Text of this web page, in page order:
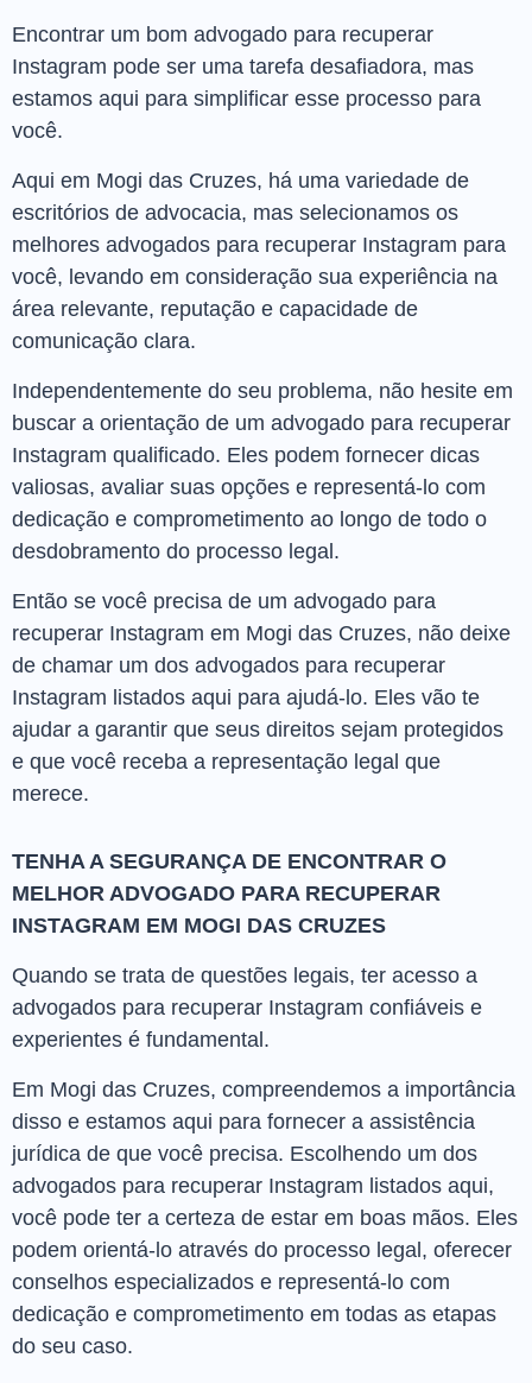
Encontrar um bom advogado para recuperar
Instagram pode ser uma tarefa desafiadora, mas
estamos aqui para simplificar esse processo para
você.
Aqui em Mogi das Cruzes, há uma variedade de
escritórios de advocacia, mas selecionamos os
melhores advogados para recuperar Instagram para
você, levando em consideração sua experiência na
área relevante, reputação e capacidade de
comunicação clara.
Independentemente do seu problema, não hesite em
buscar a orientação de um advogado para recuperar
Instagram qualificado. Eles podem fornecer dicas
valiosas, avaliar suas opções e representá-lo com
dedicação e comprometimento ao longo de todo o
desdobramento do processo legal.
Então se você precisa de um advogado para
recuperar Instagram em Mogi das Cruzes, não deixe
de chamar um dos advogados para recuperar
Instagram listados aqui para ajudá-lo. Eles vão te
ajudar a garantir que seus direitos sejam protegidos
e que você receba a representação legal que
merece.
TENHA A SEGURANÇA DE ENCONTRAR O
MELHOR ADVOGADO PARA RECUPERAR
INSTAGRAM EM MOGI DAS CRUZES
Quando se trata de questões legais, ter acesso a
advogados para recuperar Instagram confiáveis e
experientes é fundamental.
Em Mogi das Cruzes, compreendemos a importância
disso e estamos aqui para fornecer a assistência
jurídica de que você precisa. Escolhendo um dos
advogados para recuperar Instagram listados aqui,
você pode ter a certeza de estar em boas mãos. Eles
podem orientá-lo através do processo legal, oferecer
conselhos especializados e representá-lo com
dedicação e comprometimento em todas as etapas
do seu caso.